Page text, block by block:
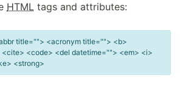
HTML tags and attributes:
title=""> <acronym title=""> <b>
<code> <del datetime=""> <em> <i>
<strong>